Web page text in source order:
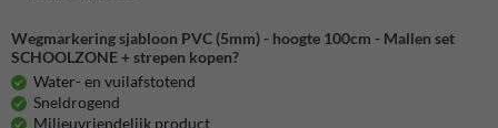
Wegmarkering sjabloon PVC (5mm) - hoogte 100cm - Mallen set
SCHOOLZONE + strepen kopen?
Water- en vuilafstotend
Sneldrogend
Milieuvriendelijk product